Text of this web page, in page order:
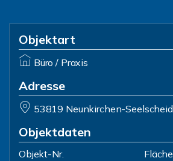
Objektart
Büro / Praxis
Adresse
53819 Neunkirchen-Seelscheid
Objektdaten
Objekt-Nr.
Fläche